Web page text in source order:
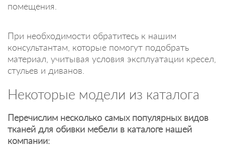
помещения.
При необходимости обратитесь к нашим
консультантам, которые помогут подобрать
материал, учитывая условия эксплуатации кресел,
стульев и диванов.
Некоторые модели из каталога
Перечислим несколько самых популярных видов
тканей для обивки мебели в каталоге нашей
компании: